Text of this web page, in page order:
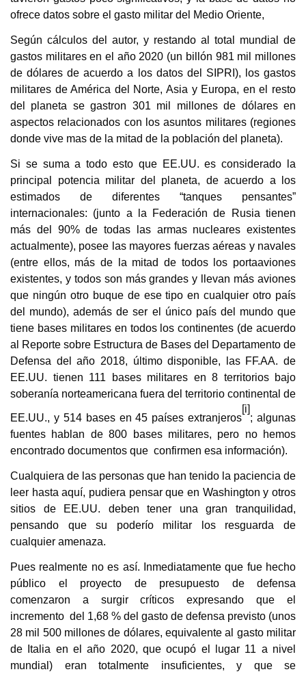
ofrece datos sobre el gasto militar del Medio Oriente,
Según cálculos del autor, y restando al total mundial de
gastos militares en el año 2020 (un billón 981 mil millones
de dólares de acuerdo a los datos del SIPRI), los gastos
militares de América del Norte, Asia y Europa, en el resto
del planeta se gastron 301 mil millones de dólares en
aspectos relacionados con los asuntos militares (regiones
donde vive mas de la mitad de la población del planeta).
Si se suma a todo esto que EE.UU. es considerado la
principal potencia militar del planeta, de acuerdo a los
estimados de diferentes “tanques pensantes”
internacionales: (junto a la Federación de Rusia tienen
más del 90% de todas las armas nucleares existentes
actualmente), posee las mayores fuerzas aéreas y navales
(entre ellos, más de la mitad de todos los portaaviones
existentes, y todos son más grandes y llevan más aviones
que ningún otro buque de ese tipo en cualquier otro país
del mundo), además de ser el único país del mundo que
tiene bases militares en todos los continentes (de acuerdo
al Reporte sobre Estructura de Bases del Departamento de
Defensa del año 2018, último disponible, las FF.AA. de
EE.UU. tienen 111 bases militares en 8 territorios bajo
soberanía norteamericana fuera del territorio continental de
EE.UU., y 514 bases en 45 países extranjeros
[i]
; algunas
fuentes hablan de 800 bases militares, pero no hemos
encontrado documentos que confirmen esa información).
Cualquiera de las personas que han tenido la paciencia de
leer hasta aquí, pudiera pensar que en Washington y otros
sitios de EE.UU. deben tener una gran tranquilidad,
pensando que su poderío militar los resguarda de
cualquier amenaza.
Pues realmente no es así. Inmediatamente que fue hecho
público el proyecto de presupuesto de defensa
comenzaron a surgir críticos expresando que el
incremento del 1,68 % del gasto de defensa previsto (unos
28 mil 500 millones de dólares, equivalente al gasto militar
de Italia en el año 2020, que ocupó el lugar 11 a nivel
mundial) eran totalmente insuficientes, y que se